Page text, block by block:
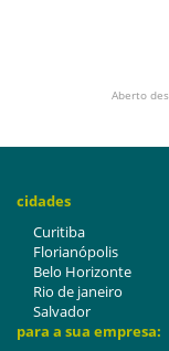
Aberto
cidades
Curitiba
Florianópolis
Belo Horizonte
Rio de janeiro
Salvador
para a sua empresa: